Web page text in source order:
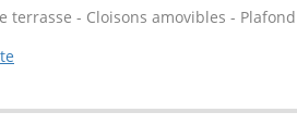
- Cloisons amovibles -